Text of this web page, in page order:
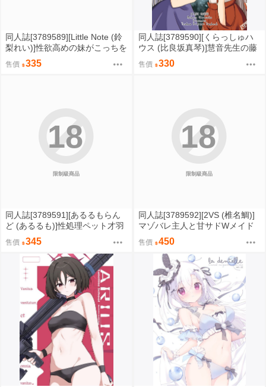
同人誌[3789589][Little Note (鈴
梨れい)]性欲高めの妹がこっちを
見ている (原創)
售價 335
同人誌[3789590][くらっしゅハ
ウス (比良坂真琴)]慧音先生の藤
原妹紅観察日記 (東方Project )
售價 330
限制級商品
18
同人誌[3789591][あるるもらん
ど (あるるも)]性処理ペット才羽
モモイ (蔚藍檔案)
售價 345
限制級商品
18
同人誌[3789592][2VS (椎名鯛)]
マゾバレ主人と甘サドWメイド
售價 450